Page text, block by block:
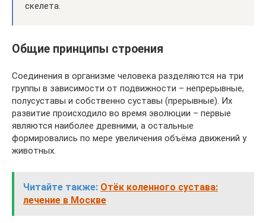
скелета.
Общие принципы строения
Соединения в организме человека разделяются на три
группы в зависимости от подвижности – непрерывные,
полусуставы и собственно суставы (прерывные). Их
развитие происходило во время эволюции – первые
являются наиболее древними, а остальные
формировались по мере увеличения объёма движений у
животных.
Читайте также: Отёк коленного сустава:
лечение в Москве